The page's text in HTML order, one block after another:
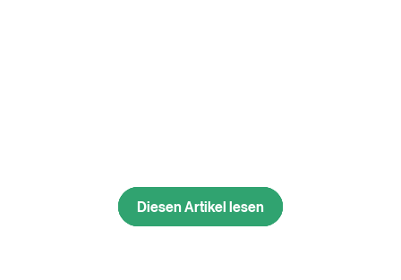
Diesen Artikel lesen
Diesen Artikel lesen